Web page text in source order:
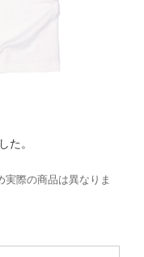
た。
実際の商品は異なりま